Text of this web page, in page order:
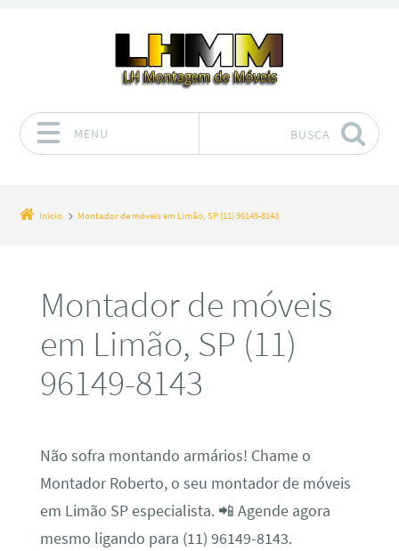
MENU BUSCA
Início Montador de móveis em Limão, SP (11) 96149-8143
Montador de móveis
em Limão, SP (11)
96149-8143
Não sofra montando armários! Chame o
Montador Roberto, o seu montador de móveis
em Limão SP especialista. 📲 Agende agora
mesmo ligando para (11) 96149-8143.